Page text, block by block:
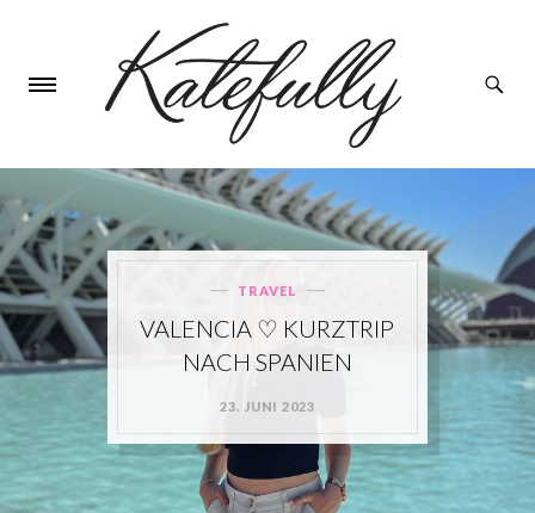
Categories
TRAVEL
VALENCIA ♡ KURZTRIP
NACH SPANIEN
POSTED
ON
23. JUNI 2023